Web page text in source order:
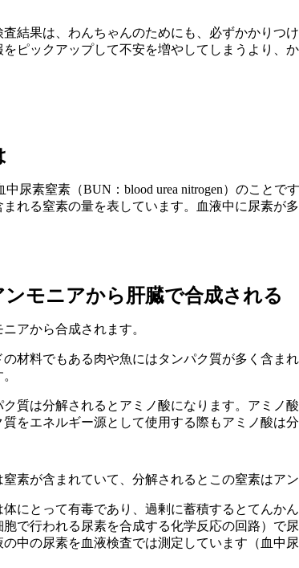
結果は、わんちゃんのためにも、必ずかかりつ
をピックアップして不安を増やしてしまうより、
尿素窒素（BUN：blood urea nitrogen）のこと
れる窒素の量を表しています。血液中に尿素が
ンモニアから肝臓で合成される
アから合成されます。
の材料でもある肉や魚にはタンパク質が多く含
ク質は分解されるとアミノ酸になります。アミノ
をエネルギー源として使用する際もアミノ酸は分
素が含まれていて、分解されるとこの窒素はアン
体にとって有毒であり、過剰に蓄積するとてんか
胞で行われる尿素を合成する化学反応の回路）で
中の尿素を血液検査では測定しています（血中尿